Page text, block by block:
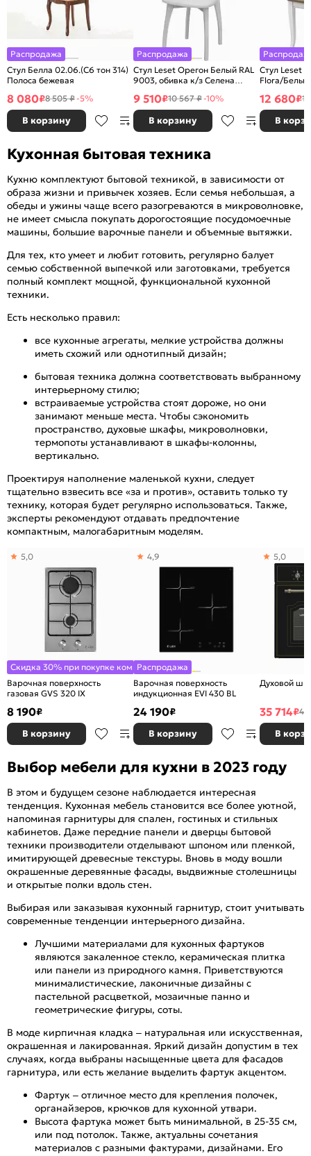
Распродажа
Стул Белла 02.06.(С6 тон 314)
Полоса бежевая
8 080₽8 505 ₽-5%
В корзину
Распродажа
Стул Leset Орегон Белый RAL
9003, обивка к/з Селена
9 510₽10 567 ₽-10%
В корзину
Стул Leset
Flora/Белый
12 680₽
В
Кухонная бытовая техника
Кухню комплектуют бытовой техникой, в зависимости от
образа жизни и привычек хозяев. Если семья небольшая, а
обеды и ужины чаще всего разогреваются в микроволновке,
не имеет смысла покупать дорогостоящие посудомоечные
машины, большие варочные панели и объемные вытяжки.
Для тех, кто умеет и любит готовить, регулярно балует
семью собственной выпечкой или заготовками, требуется
полный комплект мощной, функциональной кухонной
техники.
Есть несколько правил:
все кухонные агрегаты, мелкие устройства должны
иметь схожий или однотипный дизайн;
бытовая техника должна соответствовать выбранному
интерьерному стилю;
встраиваемые устройства стоят дороже, но они
занимают меньше места. Чтобы сэкономить
пространство, духовые шкафы, микроволновки,
термопоты устанавливают в шкафы-колонны,
вертикально.
Проектируя наполнение маленькой кухни, следует
тщательно взвесить все «за и против», оставить только ту
технику, которая будет регулярно использоваться. Также,
эксперты рекомендуют отдавать предпочтение
компактным, малогабаритным моделям.
Скидка 30% при покупке комплекта
Варочная поверхность
газовая GVS 320 IX
5,0
8 190₽
В корзину
Распродажа
Варочная поверхность
индукционная EVI 430 BL
4,9
24 190₽
В корзину
Духовой
5,0
35 714₽
В
Выбор мебели для кухни в 2023 году
В этом и будущем сезоне наблюдается интересная
тенденция. Кухонная мебель становится все более уютной,
напоминая гарнитуры для спален, гостиных и стильных
кабинетов. Даже передние панели и дверцы бытовой
техники производители отделывают шпоном или пленкой,
имитирующей древесные текстуры. Вновь в моду вошли
окрашенные деревянные фасады, выдвижные столешницы
и открытые полки вдоль стен.
Выбирая или заказывая кухонный гарнитур, стоит учитывать
современные тенденции интерьерного дизайна.
Лучшими материалами для кухонных фартуков
являются закаленное стекло, керамическая плитка
или панели из природного камня. Приветствуются
минималистические, лаконичные дизайны с
пастельной расцветкой, мозаичные панно и
геометрические фигуры, соты.
В моде кирпичная кладка – натуральная или искусственная,
окрашенная и лакированная. Яркий дизайн допустим в тех
случаях, когда выбраны насыщенные цвета для фасадов
гарнитура, или есть желание выделить фартук акцентом.
Фартук – отличное место для крепления полочек,
органайзеров, крючков для кухонной утвари.
Высота фартука может быть минимальной, в 25-35 см,
или под потолок. Также, актуальны сочетания
материалов с разными фактурами, дизайнами. Его